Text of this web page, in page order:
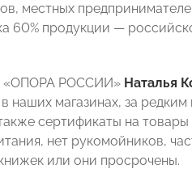
местных
60% продукции —
«ОПОРА РОССИИ» Наталья
наших магазинах, за
сертификаты на товары
нет рукомойников,
или они просрочены.